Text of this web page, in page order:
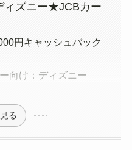
ィズニー★JCBカー
円キャッシュバック
向け：ディズニー
る